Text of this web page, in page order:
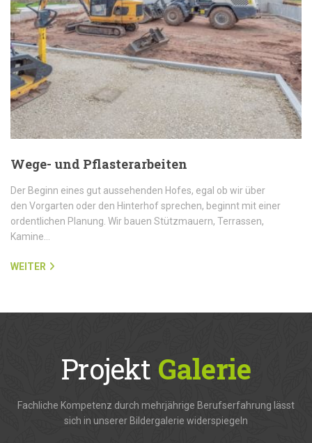
Wege- und Pflasterarbeiten
Der Beginn eines gut aussehenden Hofes, egal ob wir über
den Vorgarten oder den Hinterhof sprechen, beginnt mit einer
ordentlichen Planung. Wir bauen Stützmauern, Terrassen,
Kamine…
WEITER
Projekt Galerie
Fachliche Kompetenz durch mehrjährige Berufserfahrung lässt
sich in unserer Bildergalerie widerspiegeln